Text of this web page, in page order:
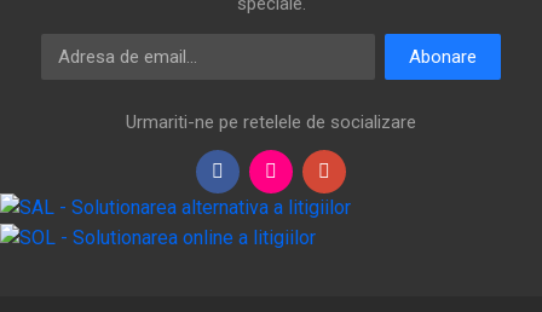
Adresa de email
Abonare
Urmariti-ne pe retelele de socializare